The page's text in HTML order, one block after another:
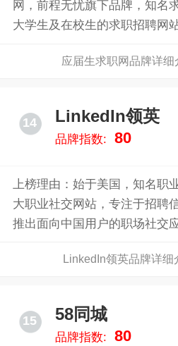
网，前程无忧旗下品牌，知名
大学生及在校生的求职招聘网
应届生求职网品牌详
14 LinkedIn领英
品牌指数: 80
上榜理由：始于美国，知名职
大职业社交网站，专注于招聘
推出面向中国用户的职场社交
LinkedIn领英品牌详细
15 58同城
品牌指数: 80